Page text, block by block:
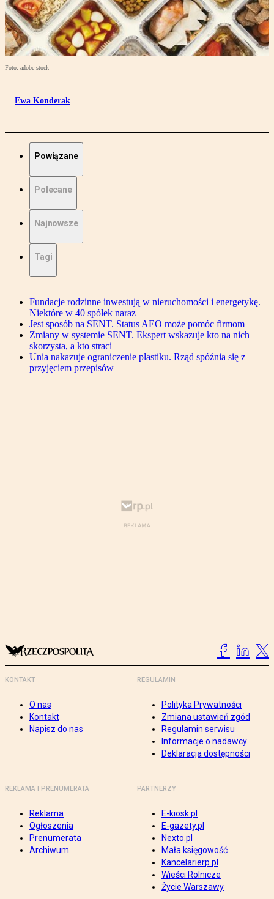
Foto: adobe stock
Ewa Konderak
Powiązane
Polecane
Najnowsze
Tagi
Fundacje rodzinne inwestują w nieruchomości i energetykę.
Niektóre w 40 spółek naraz
Jest sposób na SENT. Status AEO może pomóc firmom
Zmiany w systemie SENT. Ekspert wskazuje kto na nich
skorzysta, a kto straci
Unia nakazuje ograniczenie plastiku. Rząd spóźnia się z
przyjęciem przepisów
KONTAKT
O nas
Kontakt
Napisz do nas
REGULAMIN
Polityka Prywatności
Zmiana ustawień zgód
Regulamin serwisu
Informacje o nadawcy
Deklaracja dostępności
REKLAMA I PRENUMERATA
Reklama
Ogłoszenia
Prenumerata
Archiwum
PARTNERZY
E-kiosk.pl
E-gazety.pl
Nexto.pl
Mała księgowość
Kancelarierp.pl
Wieści Rolnicze
Życie Warszawy